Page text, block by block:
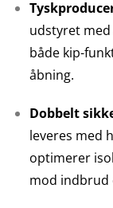
udstyret
både kip-
åbning.
Dobbelt
leveres med
optimerer
mod indbrud